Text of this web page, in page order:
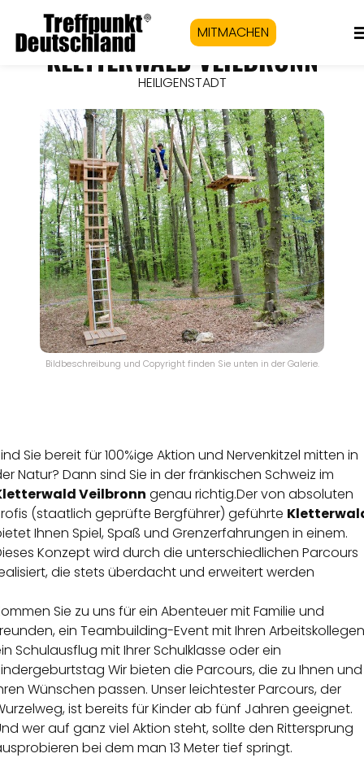
MITMACHEN
KLETTERWALD VEILBRONN
HEILIGENSTADT
Bildbeschreibung und Copyright finden Sie unten in der Galerie.
Sie bereit für 100%ige Aktion und Nervenkitzel mitten in
Natur? Dann sind Sie in der fränkischen Schweiz im
Veilbronn genau richtig.Der von absoluten
(staatlich geprüfte Bergführer) geführte
Ihnen Spiel, Spaß und Grenzerfahrungen in einem.
Konzept wird durch die unterschiedlichen Parcours
die stets überdacht und erweitert werden
Sie zu uns für ein Abenteuer mit Familie und
ein Teambuilding-Event mit Ihren
Schulausflug mit Ihrer Schulklasse oder ein
Wir bieten die Parcours, die zu Ihnen und
Wünschen passen. Unser leichtester Parcours, der
ist bereits für Kinder ab fünf Jahren geeignet.
wer auf ganz viel Aktion steht, sollte den Rittersprung
bei dem man 13 Meter tief springt.